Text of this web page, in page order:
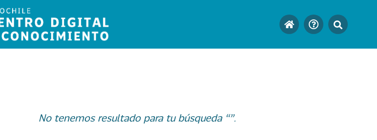
No tenemos resultado para tu búsqueda “”.